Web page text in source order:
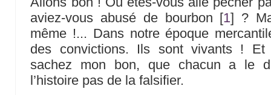
aviez-vous abusé de bourbon [1]
?
même !... Dans notre époque
des convictions. Ils sont vivants ! Et
sachez mon bon, que chacun a le
l’histoire pas de la falsifier.